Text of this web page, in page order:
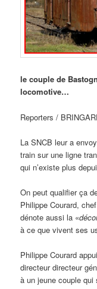
En
le couple de
locomotive…
Reporters /
La SNCB leur a
train sur une ligne
qui n’existe plus
On peut qualifier ça
Philippe Courard,
dénote aussi la «
à ce que vivent ses
Philippe Courard
directeur directeur
à un jeune couple qui